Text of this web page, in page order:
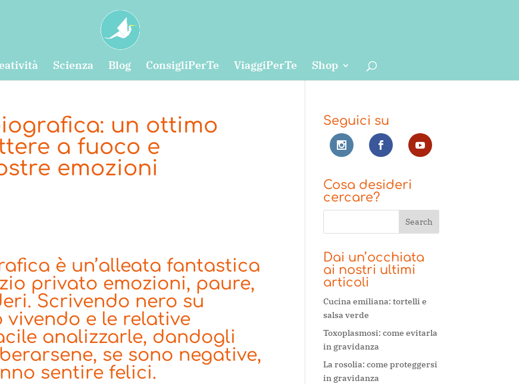
Scienza Blog ConsigliPerTe ViaggiPerTe Shop
un ottimo
a fuoco e
emozioni
è un’alleata fantastica
privato emozioni, paure,
Scrivendo nero su
e le relative
analizzarle, dandogli
se sono negative,
sentire felici.
Seguici su
Cosa desideri
cercare?
Dai un’occhiata
ai nostri ultimi
articoli
Cucina emiliana: tortelli e
salsa verde
Toxoplasmosi: come evitarla
in gravidanza
La rosolia: come proteggersi
in gravidanza